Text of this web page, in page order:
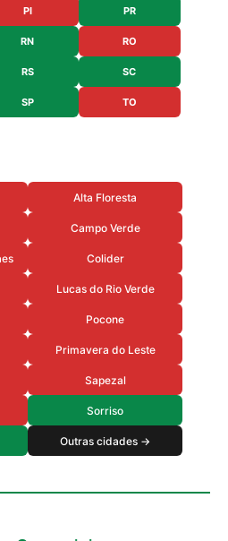
PI PR
RN RO
RS SC
SP TO
Alta Floresta
Campo Verde
Colider
Lucas do Rio Verde
Pocone
Primavera do Leste
Sapezal
Sorriso
Outras cidades →